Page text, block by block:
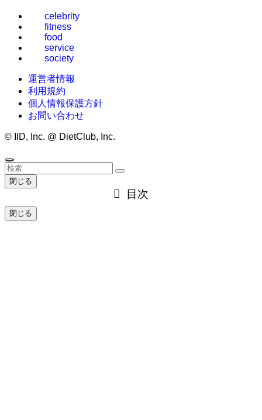
celebrity
fitness
food
service
society
運営者情報
利用規約
個人情報保護方針
お問い合わせ
© IID, Inc. @ DietClub, Inc.
閉じる
目次
閉じる